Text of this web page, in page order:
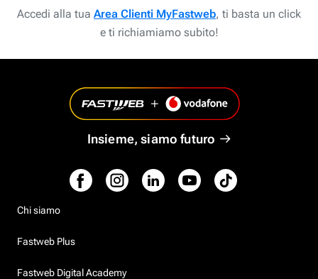
Accedi alla tua Area Clienti MyFastweb, ti basta un click
e ti richiamiamo subito!
Insieme, siamo futuro
Chi siamo
Fastweb Plus
Fastweb Digital Academy